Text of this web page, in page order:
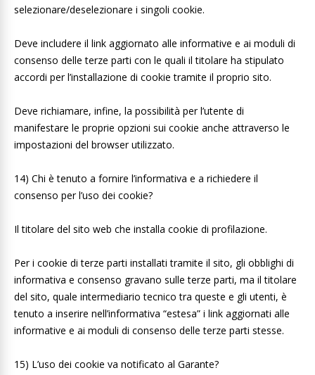
selezionare/deselezionare i singoli cookie.
Deve includere il link aggiornato alle informative e ai moduli di
consenso delle terze parti con le quali il titolare ha stipulato
accordi per l’installazione di cookie tramite il proprio sito.
Deve richiamare, infine, la possibilità per l’utente di
manifestare le proprie opzioni sui cookie anche attraverso le
impostazioni del browser utilizzato.
14) Chi è tenuto a fornire l’informativa e a richiedere il
consenso per l’uso dei cookie?
Il titolare del sito web che installa cookie di profilazione.
Per i cookie di terze parti installati tramite il sito, gli obblighi di
informativa e consenso gravano sulle terze parti, ma il titolare
del sito, quale intermediario tecnico tra queste e gli utenti, è
tenuto a inserire nell’informativa “estesa” i link aggiornati alle
informative e ai moduli di consenso delle terze parti stesse.
15) L’uso dei cookie va notificato al Garante?